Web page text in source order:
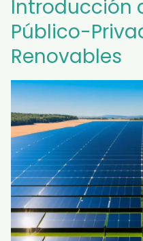
Introducción
Público-
Renovables